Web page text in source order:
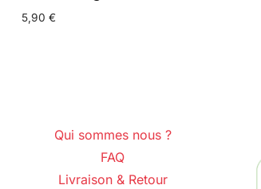
5,90 €
Qui sommes nous ?
FAQ
Livraison & Retour